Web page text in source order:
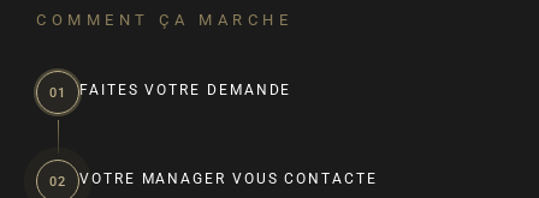
COMMENT ÇA MARCHE
01 FAITES VOTRE DEMANDE
02 VOTRE MANAGER VOUS CONTACTE